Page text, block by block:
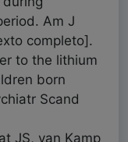
Am J
completo].
to the lithium
born
Scand
JS, van Kamp